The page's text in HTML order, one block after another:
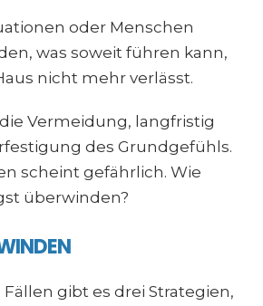
oder Menschen
was soweit führen kann,
nicht mehr verlässt.
Vermeidung, langfristig
des Grundgefühls.
scheint gefährlich. Wie
überwinden?
gibt es drei Strategien,